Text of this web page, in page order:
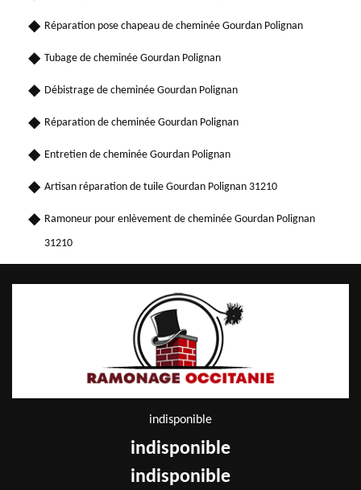
Réparation pose chapeau de cheminée Gourdan Polignan
Tubage de cheminée Gourdan Polignan
Débistrage de cheminée Gourdan Polignan
Réparation de cheminée Gourdan Polignan
Entretien de cheminée Gourdan Polignan
Artisan réparation de tuile Gourdan Polignan 31210
Ramoneur pour enlèvement de cheminée Gourdan Polignan
31210
indisponible
indisponible
indisponible